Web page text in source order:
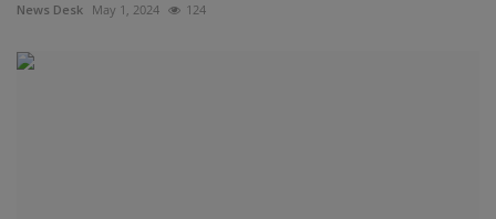
News Desk May 1, 2024 124